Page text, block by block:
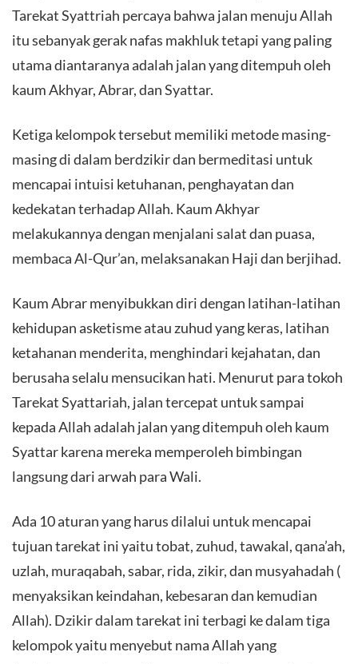
Tarekat Syattriah percaya bahwa jalan menuju Allah
itu sebanyak gerak nafas makhluk tetapi yang paling
utama diantaranya adalah jalan yang ditempuh oleh
kaum Akhyar, Abrar, dan Syattar.
Ketiga kelompok tersebut memiliki metode masing-
masing di dalam berdzikir dan bermeditasi untuk
mencapai intuisi ketuhanan, penghayatan dan
kedekatan terhadap Allah. Kaum Akhyar
melakukannya dengan menjalani salat dan puasa,
membaca Al-Qur’an, melaksanakan Haji dan berjihad.
Kaum Abrar menyibukkan diri dengan latihan-latihan
kehidupan asketisme atau zuhud yang keras, latihan
ketahanan menderita, menghindari kejahatan, dan
berusaha selalu mensucikan hati. Menurut para tokoh
Tarekat Syattariah, jalan tercepat untuk sampai
kepada Allah adalah jalan yang ditempuh oleh kaum
Syattar karena mereka memperoleh bimbingan
langsung dari arwah para Wali.
Ada 10 aturan yang harus dilalui untuk mencapai
tujuan tarekat ini yaitu tobat, zuhud, tawakal, qana’ah,
uzlah, muraqabah, sabar, rida, zikir, dan musyahadah (
menyaksikan keindahan, kebesaran dan kemudian
Allah). Dzikir dalam tarekat ini terbagi ke dalam tiga
kelompok yaitu menyebut nama Allah yang